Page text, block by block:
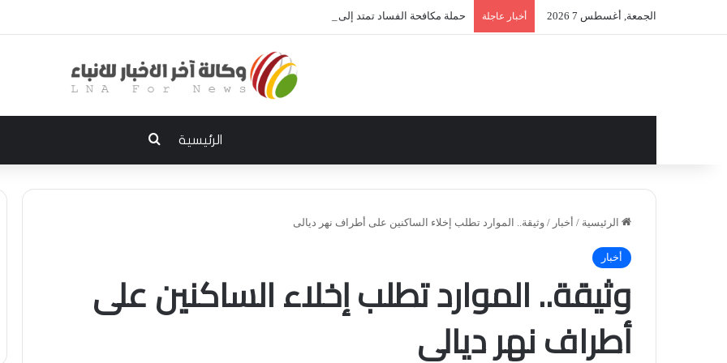
الجمعة, أغسطس 7 2026 أخبار عاجلة حملة مكافحة الفساد تمتد إلى الديوانية.. النزاهة تعتقل مدير توزيع كهرباء الديوانية السابق ومعاونه
الرئيسية بحث عن
الرئيسية / أخبار / وثيقة.. الموارد تطلب إخلاء الساكنين على أطراف نهر ديالى
أخبار
وثيقة.. الموارد تطلب إخلاء الساكنين على
أطراف نهر ديالى